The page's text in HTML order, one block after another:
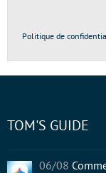
Politique de
TOM'S GUIDE
06/08